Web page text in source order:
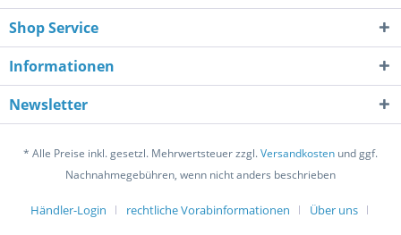
Shop Service
Informationen
Newsletter
* Alle Preise inkl. gesetzl. Mehrwertsteuer zzgl.Versandkosten und ggf.
Nachnahmegebühren, wenn nicht anders beschrieben
Händler-Login rechtliche Vorabinformationen
Über uns